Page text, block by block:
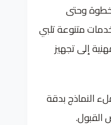
وحتى
متنوعة تلبي
إلى تجهيز
النماذج بدقة
القبول.